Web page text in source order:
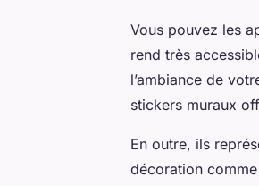
Vous pouvez les
rend très
l’ambiance de
stickers muraux
En outre, ils
décoration